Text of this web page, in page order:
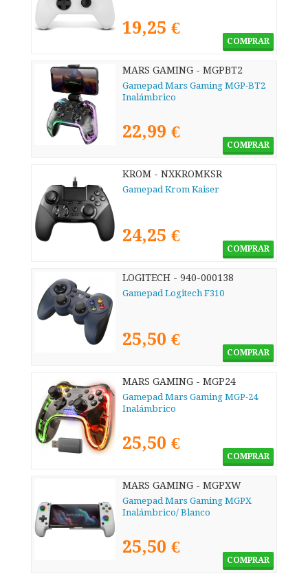
19,25 €
COMPRAR
MARS GAMING - MGPBT2
Gamepad Mars Gaming MGP-BT2
Inalámbrico
22,99 €
COMPRAR
KROM - NXKROMKSR
Gamepad Krom Kaiser
24,25 €
COMPRAR
LOGITECH - 940-000138
Gamepad Logitech F310
25,50 €
COMPRAR
MARS GAMING - MGP24
Gamepad Mars Gaming MGP-24
Inalámbrico
25,50 €
COMPRAR
MARS GAMING - MGPXW
Gamepad Mars Gaming MGPX
Inalámbrico/ Blanco
25,50 €
COMPRAR